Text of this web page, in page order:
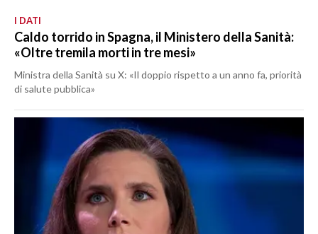
I DATI
Caldo torrido in Spagna, il Ministero della Sanità:
«Oltre tremila morti in tre mesi»
Ministra della Sanità su X: «Il doppio rispetto a un anno fa, priorità
di salute pubblica»